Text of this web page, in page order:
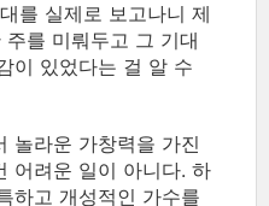
를 실제로 보고나니 제
를 미뤄두고 그 기대
이 있었다는 걸 알 수
놀라운 가창력을 가진
어려운 일이 아니다. 하
하고 개성적인 가수를